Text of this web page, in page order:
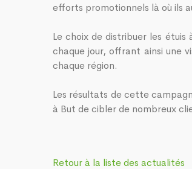
efforts promotionnels là où ils
Le choix de distribuer les
chaque jour, offrant ainsi une
chaque région.
Les résultats de cette
à But de cibler de nombreux
Retour à la liste des actualités